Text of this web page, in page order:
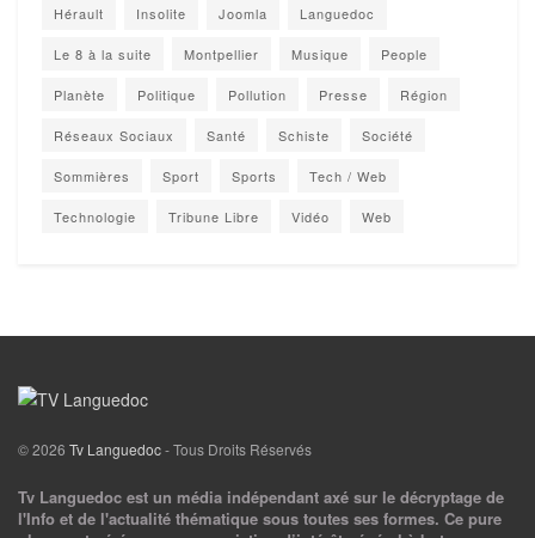
Hérault Insolite Joomla Languedoc
Le 8 à la suite Montpellier Musique People
Planète Politique Pollution Presse Région
Réseaux Sociaux Santé Schiste Société
Sommières Sport Sports Tech / Web
Technologie Tribune Libre Vidéo Web
© 2026 Tv Languedoc- Tous Droits Réservés
Tv Languedoc est un média indépendant axé sur le décryptage de
l'Info et de l'actualité thématique sous toutes ses formes. Ce pure